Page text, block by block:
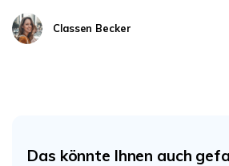
Classen Becker
Das könnte Ihnen auch